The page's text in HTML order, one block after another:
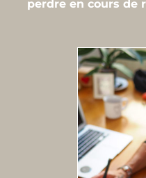
perdre en cours de